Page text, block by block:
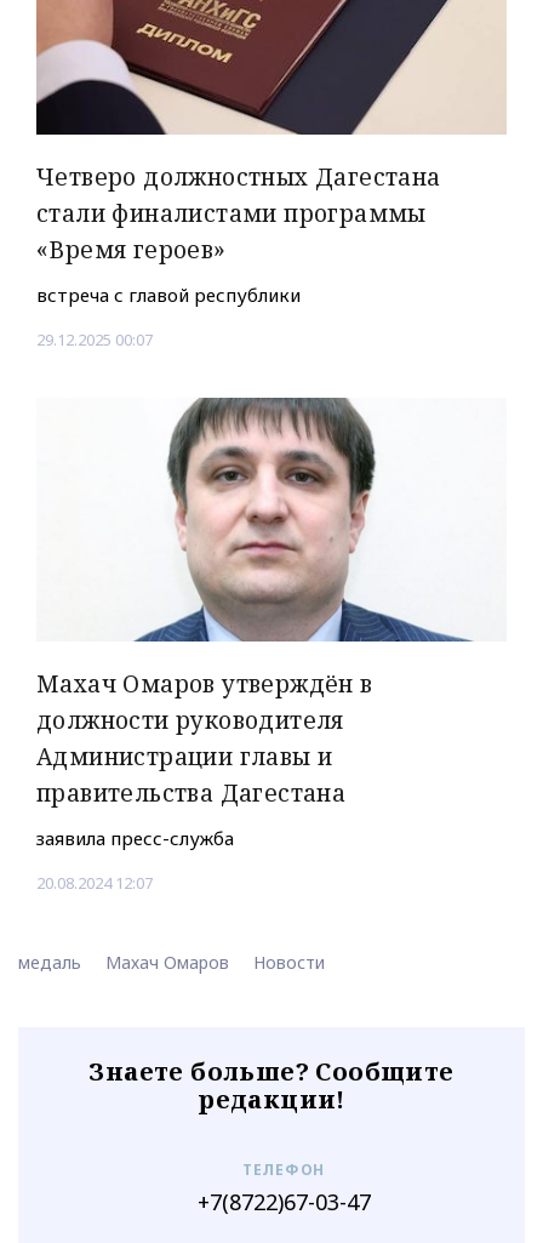
Четверо должностных Дагестана
стали финалистами программы
«Время героев»
встреча с главой республики
29.12.2025 00:07
Махач Омаров утверждён в
должности руководителя
Администрации главы и
правительства Дагестана
заявила пресс-служба
20.08.2024 12:07
медаль Махач Омаров Новости
Знаете больше? Сообщите
редакции!
ТЕЛЕФОН
+7(8722)67-03-47